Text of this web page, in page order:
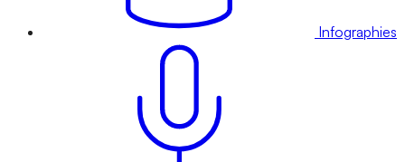
Infographies